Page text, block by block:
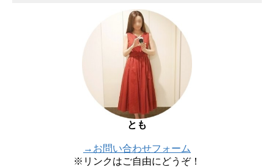
とも
→お問い合わせフォーム
※リンクはご自由にどうぞ！